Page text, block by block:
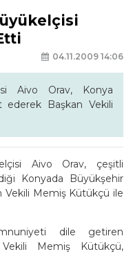
04.11.2009 14:06
Aivo Orav, Konya
ederek Başkan Vekili
Aivo Orav, çeşitli
Konyada Büyükşehir
Vekili Memiş Kütükçü ile
dile getiren
Memiş Kütükçü,